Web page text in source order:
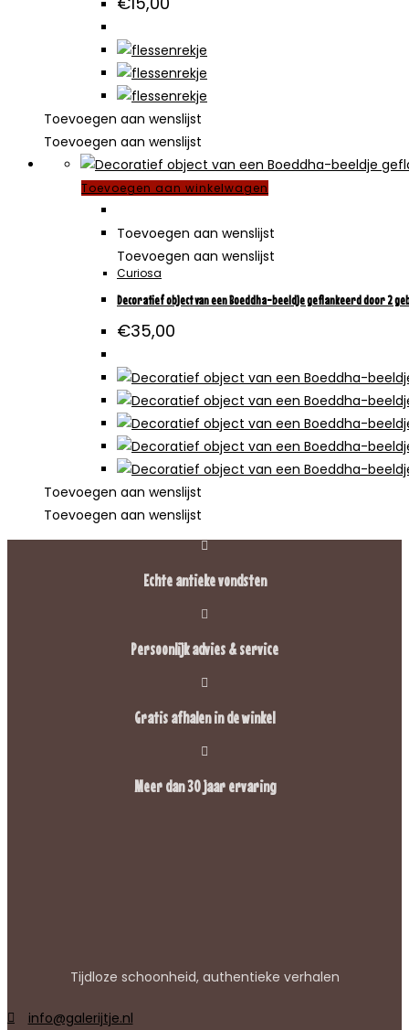
Toevoegen aan wenslijst
Toevoegen aan wenslijst
Toevoegen aan winkelwagen
Toevoegen aan wenslijst
Toevoegen aan wenslijst
Curiosa
Decoratief object van een Boeddha-beeldje geflankeerd door 2
€35,00
Toevoegen aan wenslijst
Toevoegen aan wenslijst
Echte antieke vondsten
Persoonlijk advies & service
Gratis afhalen in de winkel
Meer dan 30 jaar ervaring
Tijdloze schoonheid, authentieke verhalen
info@galerijtje.nl